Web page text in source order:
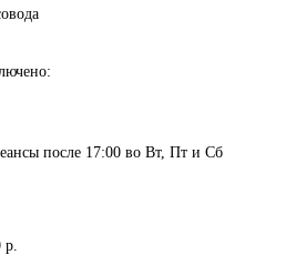
после 17:00 во Вт, Пт и Сб